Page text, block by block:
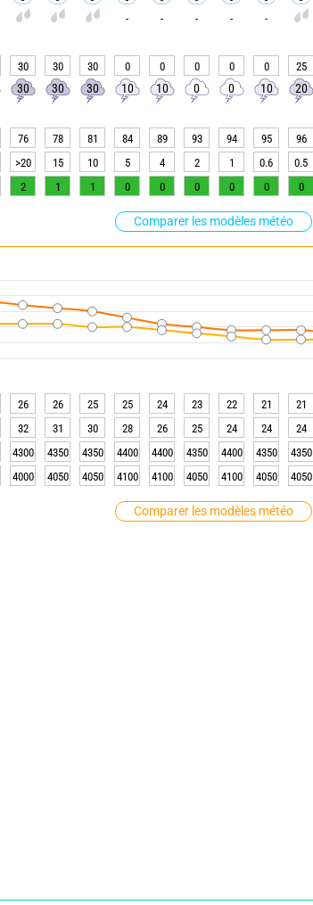
Comparer les modèles météo
Comparer les modèles météo
- - - - -
30 30 30 0 0 0 0 0 25
30 30 30 10 10 0 0 10 20
76 78 81 84 89 93 94 95 96
>20 15 10 5 4 2 1 0.6 0.5
2 1 1 0 0 0 0 0 0
26 26 25 25 24 23 22 21 21
32 31 30 28 26 25 24 24 24
4300 4350 4350 4400 4400 4350 4400 4350 4350
4000 4050 4050 4100 4100 4050 4100 4050 4050